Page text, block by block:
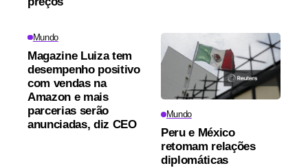
Mundo
Magazine Luiza tem
desempenho positivo
com vendas na
Amazon e mais
parcerias serão
anunciadas, diz CEO
Mundo
Peru e México
retomam relações
diplomáticas